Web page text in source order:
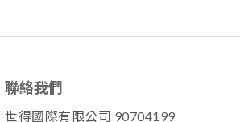
聯絡我們
世得國際有限公司 90704199